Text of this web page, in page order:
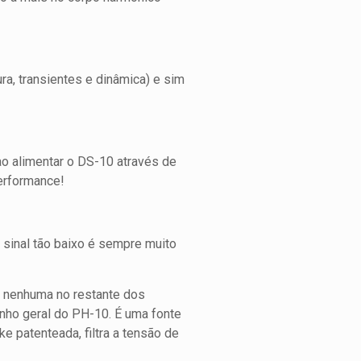
transientes e dinâmica) e sim
alimentar o DS-10 através de
tão baixo é sempre muito
no restante dos
geral do PH-10. É uma fonte
patenteada, filtra a tensão de